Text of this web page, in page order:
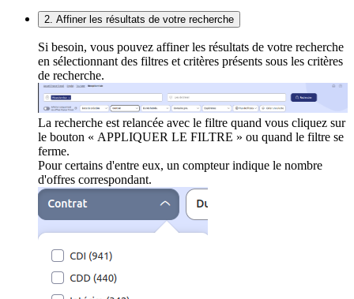
2. Affiner les résultats de votre recherche
Si besoin, vous pouvez affiner les résultats de votre recherche
en sélectionnant des filtres et critères présents sous les critères
de recherche.
La recherche est relancée avec le filtre quand vous cliquez sur
le bouton « APPLIQUER LE FILTRE » ou quand le filtre se
ferme.
Pour certains d'entre eux, un compteur indique le nombre
d'offres correspondant.